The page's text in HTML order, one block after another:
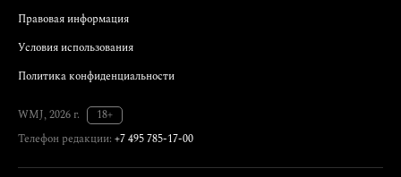
Правовая информация
Условия использования
Политика конфиденциальности
WMJ, 2026 г.
18+
Телефон редакции: +7 495 785-17-00